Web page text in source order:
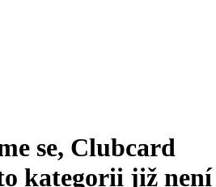
se, Clubcard
kategorii již není